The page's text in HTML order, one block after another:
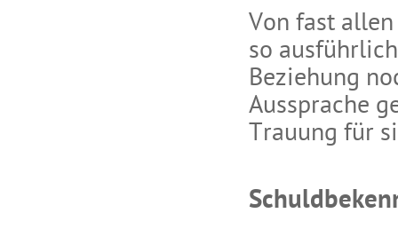
Von fast
so
Beziehung
Aussprache
Trauung für